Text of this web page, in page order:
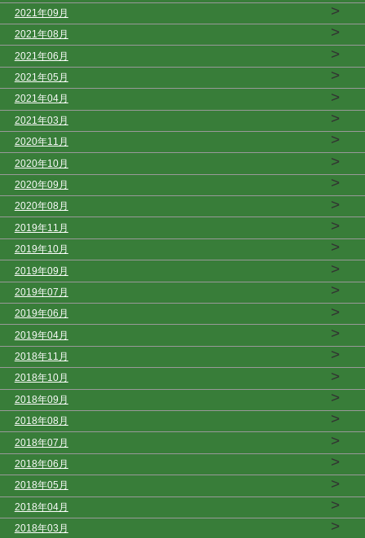
2021年09月 >
2021年08月 >
2021年06月 >
2021年05月 >
2021年04月 >
2021年03月 >
2020年11月 >
2020年10月 >
2020年09月 >
2020年08月 >
2019年11月 >
2019年10月 >
2019年09月 >
2019年07月 >
2019年06月 >
2019年04月 >
2018年11月 >
2018年10月 >
2018年09月 >
2018年08月 >
2018年07月 >
2018年06月 >
2018年05月 >
2018年04月 >
2018年03月 >